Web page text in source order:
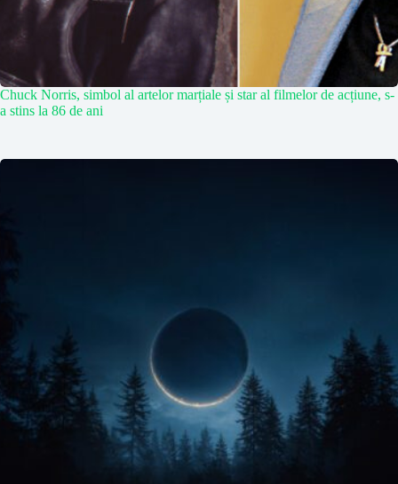
Chuck Norris, simbol al artelor marțiale și star al filmelor de acțiune, s-
a stins la 86 de ani